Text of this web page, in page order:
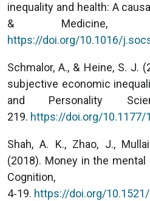
inequality and health: A
& Medicine,
https://doi.org/10.1016/
Schmalor, A., & Heine, S. J.
subjective economic
and Personality
219. https://doi.org/10.1177/
Shah, A. K., Zhao, J.,
(2018). Money in the mental
4‑19. https://doi.org/